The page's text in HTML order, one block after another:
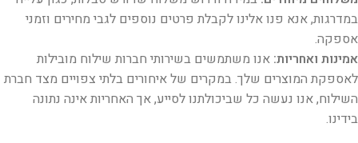
במדרגות, אנא פנו אלינו לקבלת פרטים נוספים לגבי מחירים וזמני
אספקה.
אמינות ואחריות: אנו משתמשים בשירותי חברות שילוח מובילות
לאספקת המוצרים שלך. במקרים של איחורים בלתי צפויים מצד חברת
השילוח, אנו נעשה כל שביכולתנו לסייע, אך האחריות אינה נתונה
בידינו.